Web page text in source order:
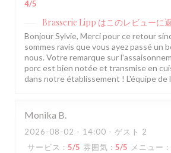
4/5
Brasserie Lipp はこのレビューに
Bonjour Sylvie, Merci pour ce retour
sommes ravis que vous ayez passé un
nous. Votre remarque sur
porc est bien notée et transmise en
dans notre établissement ! L'équipe de
Monika B
2026-08-02 - 14:00 - ゲスト 2
サービス : 5/5 雰囲気 : 5/5 メニュー :